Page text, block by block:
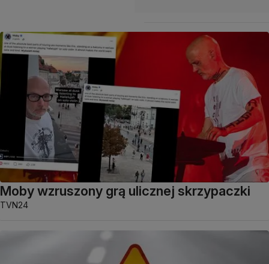
Moby wzruszony grą ulicznej skrzypaczki
TVN24